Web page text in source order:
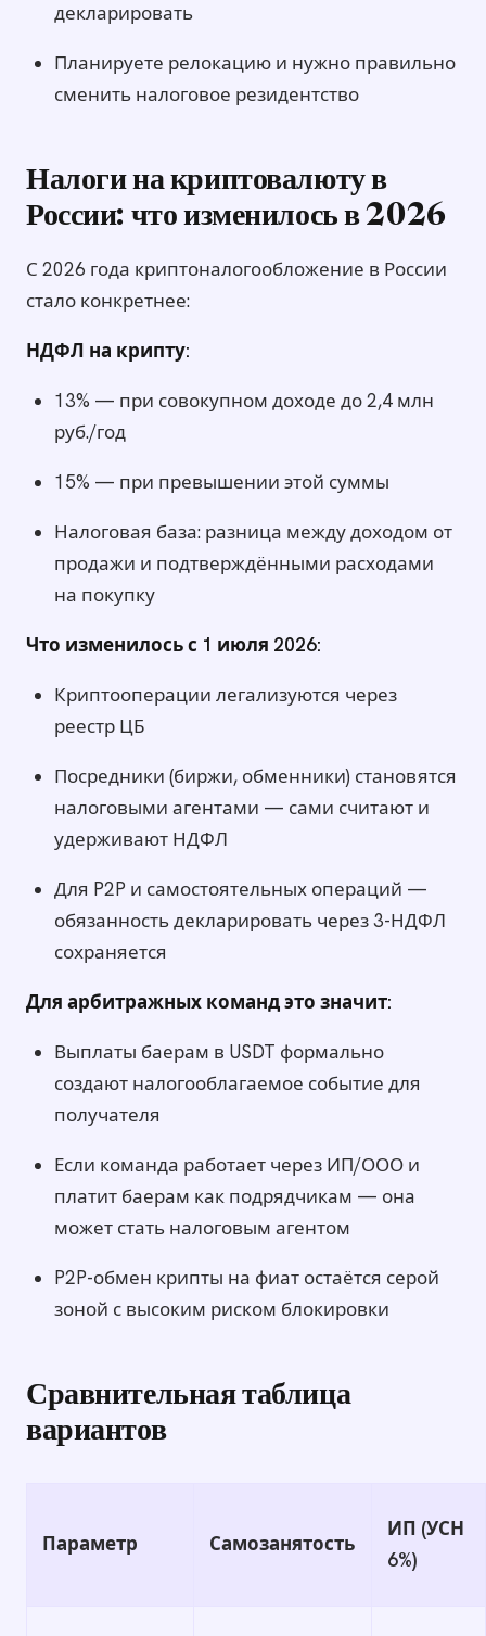
декларировать
Планируете релокацию и нужно правильно
сменить налоговое резидентство
Налоги на криптовалюту в
России: что изменилось в 2026
С 2026 года криптоналогообложение в России
стало конкретнее:
НДФЛ на крипту:
13% — при совокупном доходе до 2,4 млн
руб./год
15% — при превышении этой суммы
Налоговая база: разница между доходом от
продажи и подтверждёнными расходами
на покупку
Что изменилось с 1 июля 2026:
Криптооперации легализуются через
реестр ЦБ
Посредники (биржи, обменники) становятся
налоговыми агентами — сами считают и
удерживают НДФЛ
Для P2P и самостоятельных операций —
обязанность декларировать через 3-НДФЛ
сохраняется
Для арбитражных команд это значит:
Выплаты баерам в USDT формально
создают налогооблагаемое событие для
получателя
Если команда работает через ИП/ООО и
платит баерам как подрядчикам — она
может стать налоговым агентом
P2P-обмен крипты на фиат остаётся серой
зоной с высоким риском блокировки
Сравнительная таблица
вариантов
Параметр Самозанятость
ИП (УСН
6%)